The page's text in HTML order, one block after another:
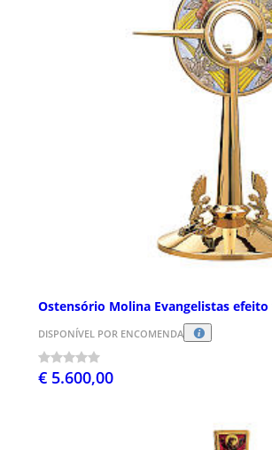
Ostensório Molina Evangelistas
DISPONÍVEL POR ENCOMENDA
€ 5.600,00